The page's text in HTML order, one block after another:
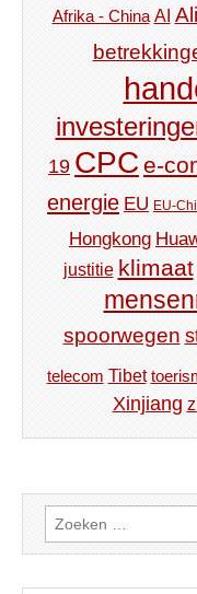
Afrika - China AI
19 CPC e-
energie EU EU-
Hongkong
justitie klimaat
spoorwegen
telecom Tibet
Xinjiang
Zoeken
naar: